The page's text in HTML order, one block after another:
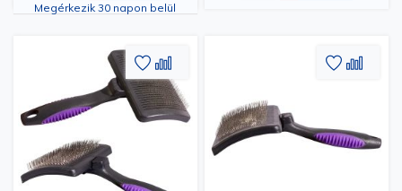
Megérkezik 30 napon belül
Hozzáadás
a
kívánságlistához
Hozzáadás
az
összehasonlításhoz